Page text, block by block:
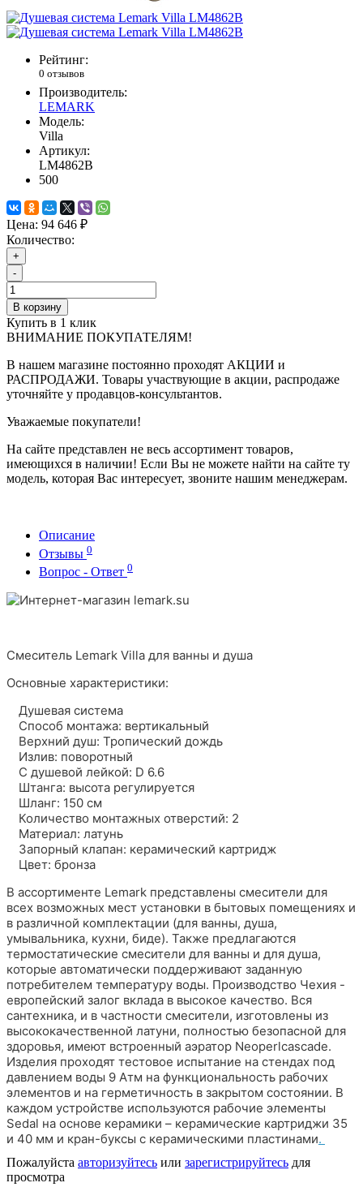
Рейтинг:
0 отзывов
Производитель:
LEMARK
Модель:
Villa
Артикул:
LM4862B
500
Цена: 94 646 ₽
Количество:
+
-
В корзину
Купить в 1 клик
ВНИМАНИЕ ПОКУПАТЕЛЯМ!
В нашем магазине постоянно проходят АКЦИИ и
РАСПРОДАЖИ. Товары участвующие в акции, распродаже
уточняйте у продавцов-консультантов.
Уважаемые покупатели!
На сайте представлен не весь ассортимент товаров,
имеющихся в наличии! Если Вы не можете найти на сайте ту
модель, которая Вас интересует, звоните нашим менеджерам.
Описание
Отзывы 0
Вопрос - Ответ 0
Смеситель Lemark Villa для ванны и душа
Основные характеристики:
Душевая система
Способ монтажа: вертикальный
Верхний душ: Тропический дождь
Излив: поворотный
С душевой лейкой: D 6.6
Штанга: высота регулируется
Шланг: 150 см
Количество монтажных отверстий: 2
Материал: латунь
Запорный клапан: керамический картридж
Цвет: бронза
В ассортименте Lemark представлены смесители для
всех возможных мест установки в бытовых помещениях и
в различной комплектации (для ванны, душа,
умывальника, кухни, биде). Также предлагаются
термостатические смесители для ванны и для душа,
которые автоматически поддерживают заданную
потребителем температуру воды. Производство Чехия -
европейский залог вклада в высокое качество. Вся
сантехника, и в частности смесители, изготовлены из
высококачественной латуни, полностью безопасной для
здоровья, имеют встроенный аэратор Neoperlcascade.
Изделия проходят тестовое испытание на стендах под
давлением воды 9 Атм на функциональность рабочих
элементов и на герметичность в закрытом состоянии. В
каждом устройстве используются рабочие элементы
Sedal на основе керамики – керамические картриджи 35
и 40 мм и кран-буксы с керамическими пластинами.
Пожалуйста авторизуйтесь или зарегистрируйтесь для
просмотра